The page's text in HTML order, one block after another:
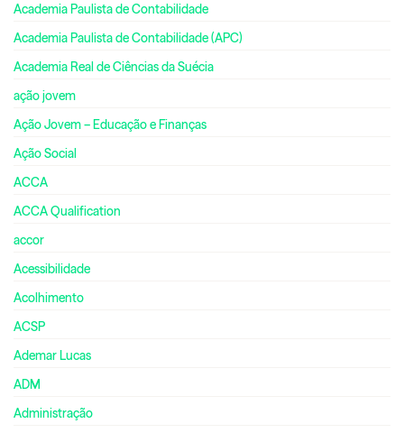
Academia Paulista de Contabilidade
Academia Paulista de Contabilidade (APC)
Academia Real de Ciências da Suécia
ação jovem
Ação Jovem – Educação e Finanças
Ação Social
ACCA
ACCA Qualification
accor
Acessibilidade
Acolhimento
ACSP
Ademar Lucas
ADM
Administração